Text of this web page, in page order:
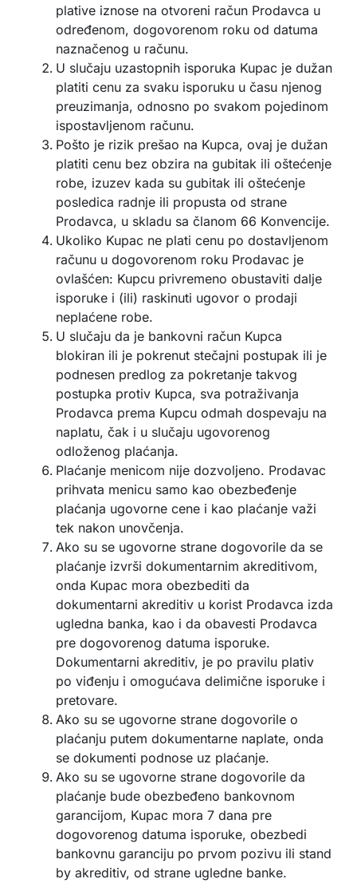
plative iznose na otvoreni račun Prodavca u
određenom, dogovorenom roku od datuma
naznačenog u računu.
U slučaju uzastopnih isporuka Kupac je dužan
platiti cenu za svaku isporuku u času njenog
preuzimanja, odnosno po svakom pojedinom
ispostavljenom računu.
Pošto je rizik prešao na Kupca, ovaj je dužan
platiti cenu bez obzira na gubitak ili oštećenje
robe, izuzev kada su gubitak ili oštećenje
posledica radnje ili propusta od strane
Prodavca, u skladu sa članom 66 Konvencije.
Ukoliko Kupac ne plati cenu po dostavljenom
računu u dogovorenom roku Prodavac je
ovlašćen: Kupcu privremeno obustaviti dalje
isporuke i (ili) raskinuti ugovor o prodaji
neplaćene robe.
U slučaju da je bankovni račun Kupca
blokiran ili je pokrenut stečajni postupak ili je
podnesen predlog za pokretanje takvog
postupka protiv Kupca, sva potraživanja
Prodavca prema Kupcu odmah dospevaju na
naplatu, čak i u slučaju ugovorenog
odloženog plaćanja.
Plaćanje menicom nije dozvoljeno. Prodavac
prihvata menicu samo kao obezbeđenje
plaćanja ugovorne cene i kao plaćanje važi
tek nakon unovčenja.
Ako su se ugovorne strane dogovorile da se
plaćanje izvrši dokumentarnim akreditivom,
onda Kupac mora obezbediti da
dokumentarni akreditiv u korist Prodavca izda
ugledna banka, kao i da obavesti Prodavca
pre dogovorenog datuma isporuke.
Dokumentarni akreditiv, je po pravilu plativ
po viđenju i omogućava delimične isporuke i
pretovare.
Ako su se ugovorne strane dogovorile o
plaćanju putem dokumentarne naplate, onda
se dokumenti podnose uz plaćanje.
Ako su se ugovorne strane dogovorile da
plaćanje bude obezbeđeno bankovnom
garancijom, Kupac mora 7 dana pre
dogovorenog datuma isporuke, obezbedi
bankovnu garanciju po prvom pozivu ili stand
by akreditiv, od strane ugledne banke.